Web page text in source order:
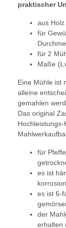
praktischer
aus
für
für 2
Maße
Eine Mühle ist
alleine
gemahlen
Das original
für
es ist
es ist 6-
der
erhalten